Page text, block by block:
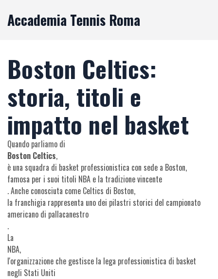
Accademia Tennis Roma
Boston Celtics:
storia, titoli e
impatto nel basket
Quando parliamo di
Boston Celtics,
è una squadra di basket professionistica con sede a Boston,
famosa per i suoi titoli NBA e la tradizione vincente
. Anche conosciuta come Celtics di Boston,
la franchigia rappresenta uno dei pilastri storici del campionato
americano di pallacanestro
.
La
NBA,
l'organizzazione che gestisce la lega professionistica di basket
negli Stati Uniti